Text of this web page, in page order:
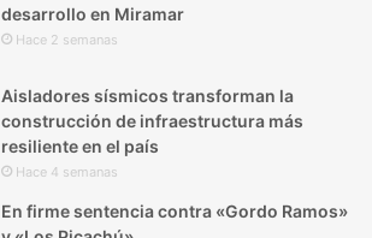
desarrollo en Miramar
Hace 2 semanas
Aisladores sísmicos transforman la
construcción de infraestructura más
resiliente en el país
Hace 4 semanas
En firme sentencia contra «Gordo Ramos»